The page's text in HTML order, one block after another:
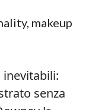
makeup
senza